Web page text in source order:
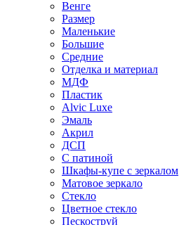
Венге
Размер
Маленькие
Большие
Средние
Отделка и материал
МДФ
Пластик
Alvic Luxe
Эмаль
Акрил
ДСП
С патиной
Шкафы-купе с зеркалом
Матовое зеркало
Стекло
Цветное стекло
Пескоструй